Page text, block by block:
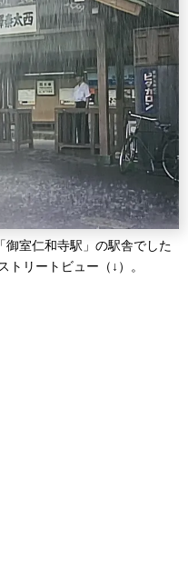
室仁和寺駅」の駅舎でした
トリートビュー（↓）。